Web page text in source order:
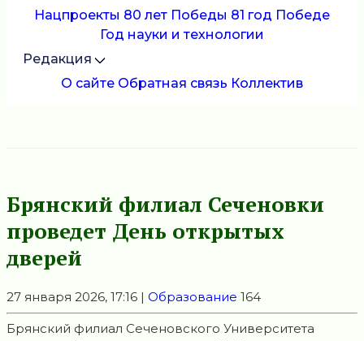
Нацпроекты 80 лет Победы 81 год Победе
Год науки и технологии
Редакция
О сайте Обратная связь Коллектив
Брянский филиал Сеченовки
проведет День открытых
дверей
27 января 2026, 17:16 | Образование 164
Брянский филиал Сеченовского Университета